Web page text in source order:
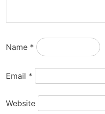
Name *
Email *
Website